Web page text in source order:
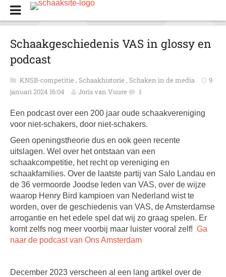
Schaakgeschiedenis VAS in glossy en
podcast
KNSB-competitie , Schaakhistorie , Schaken in de media
9
januari 2024 16:04
Joris van Vuure 1
Een podcast over een 200 jaar oude schaakvereniging
voor niet-schakers, door niet-schakers.
Geen openingstheorie dus en ook geen recente
uitslagen. Wel over het ontstaan van een
schaakcompetitie, het recht op vereniging en
schaakfamilies. Over de laatste partij van Salo Landau en
de 36 vermoorde Joodse leden van VAS, over de wijze
waarop Henry Bird kampioen van Nederland wist te
worden, over de geschiedenis van VAS, de Amsterdamse
arrogantie en het edele spel dat wij zo graag spelen. Er
komt zelfs nog meer voorbij maar luister vooral zelf! Ga
naar de podcast van Ons Amsterdam
December 2023 verscheen al een lang artikel over de